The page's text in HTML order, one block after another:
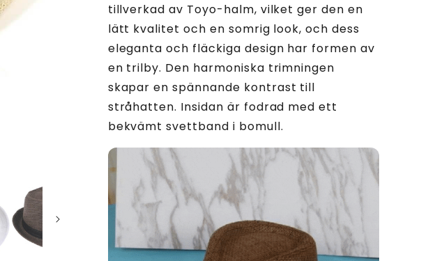
tillverkad av Toyo-halm, vilket ger den en
lätt kvalitet och en somrig look, och dess
eleganta och fläckiga design har formen av
en trilby. Den harmoniska trimningen
skapar en spännande kontrast till
stråhatten. Insidan är fodrad med ett
bekvämt svettband i bomull.